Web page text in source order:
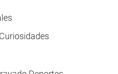
Curiosidades